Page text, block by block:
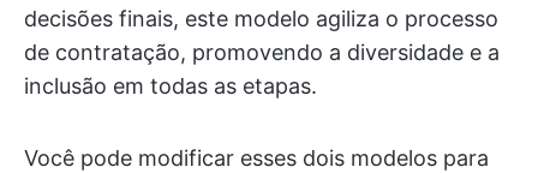
decisões finais, este modelo agiliza o processo
de contratação, promovendo a diversidade e a
inclusão em todas as etapas.
Você pode modificar esses dois modelos para